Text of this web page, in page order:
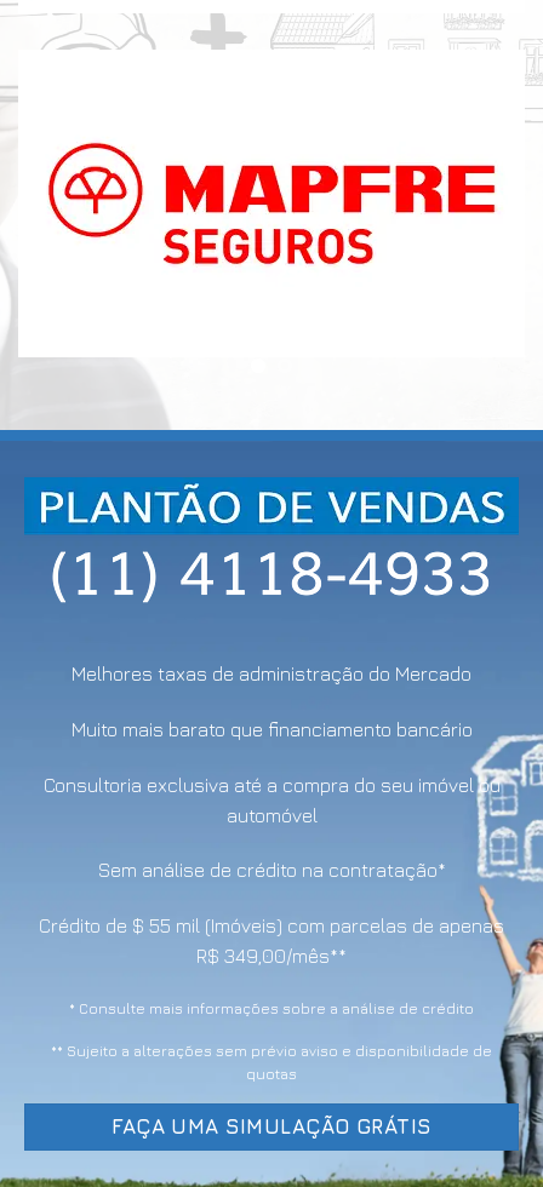
Melhores taxas de administração do Mercado
Muito mais barato que financiamento bancário
Consultoria exclusiva até a compra do seu imóvel ou
automóvel
Sem análise de crédito na contratação*
Crédito de $ 55 mil (Imóveis) com parcelas de apenas
R$ 349,00/mês**
* Consulte mais informações sobre a análise de crédito
** Sujeito a alterações sem prévio aviso e disponibilidade de
quotas
FAÇA UMA SIMULAÇÃO GRÁTIS